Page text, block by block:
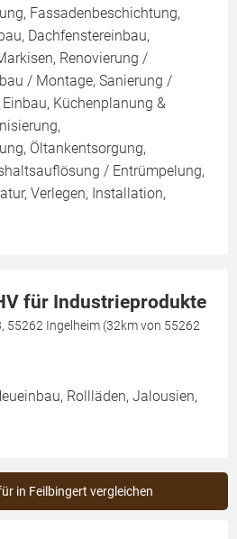
Fassadenbeschichtung,
Dachfenstereinbau,
Renovierung /
/ Montage, Sanierung /
Küchenplanung &
Öltankentsorgung,
/ Entrümpelung,
Verlegen, Installation,
für Industrieprodukte
55262 Ingelheim (32km von 55262
Rollläden, Jalousien,
in Feilbingert vergleichen